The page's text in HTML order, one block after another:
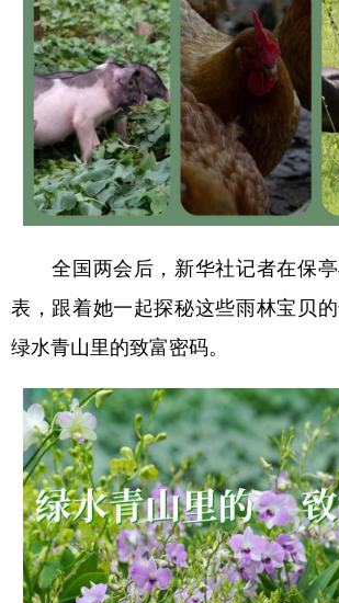
全国两会后，新华社记者在保亭
表，跟着她一起探秘这些雨林宝贝
绿水青山里的致富密码。